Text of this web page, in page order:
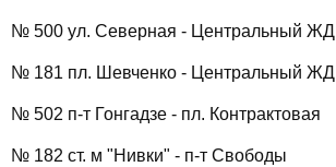
№ 500 ул. Северная - Центральный ЖД
№ 181 пл. Шевченко - Центральный ЖД
№ 502 п-т Гонгадзе - пл. Контрактовая
№ 182 ст. м "Нивки" - п-т Свободы